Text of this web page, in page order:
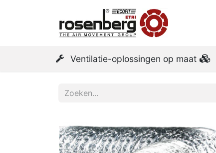
Ventilatie-oplossingen op maat